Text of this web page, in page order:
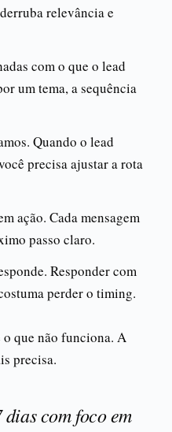
relevância e
com o que o lead
um tema, a sequência
Quando o lead
precisa ajustar a rota
ação. Cada mensagem
passo claro.
Responder com
perder o timing.
que não funciona. A
precisa.
com foco em